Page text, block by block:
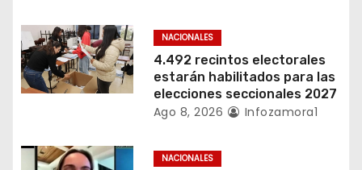
n
t
r
d
NACIONALES
4.492 recintos electorales
estarán habilitados para las
elecciones seccionales 2027
Ago 8, 2026 Infozamora1
NACIONALES